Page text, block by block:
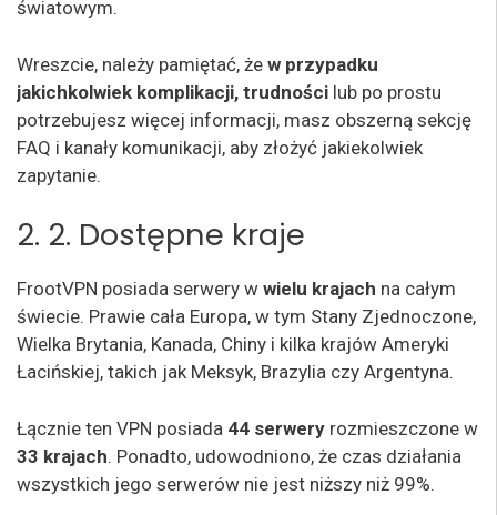
światowym.
Wreszcie, należy pamiętać, że w przypadku
jakichkolwiek komplikacji, trudności lub po prostu
potrzebujesz więcej informacji, masz obszerną sekcję
FAQ i kanały komunikacji, aby złożyć jakiekolwiek
zapytanie.
2. 2. Dostępne kraje
FrootVPN posiada serwery w wielu krajach na całym
świecie. Prawie cała Europa, w tym Stany Zjednoczone,
Wielka Brytania, Kanada, Chiny i kilka krajów Ameryki
Łacińskiej, takich jak Meksyk, Brazylia czy Argentyna.
Łącznie ten VPN posiada 44 serwery rozmieszczone w
33 krajach. Ponadto, udowodniono, że czas działania
wszystkich jego serwerów nie jest niższy niż 99%.